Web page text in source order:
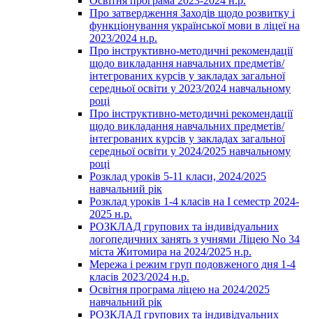
Про затвердження Заходів щодо розвитку і
функціонування української мови в ліцеї на
2023/2024 н.р.
Про інструктивно-методичні рекомендації
щодо викладання навчальних предметів/
інтегрованих курсів у закладах загальної
середньої освіти у 2023/2024 навчальному
році
Про інструктивно-методичні рекомендації
щодо викладання навчальних предметів/
інтегрованих курсів у закладах загальної
середньої освіти у 2024/2025 навчальному
році
Розклад уроків 5-11 класи, 2024/2025
навчальний рік
Розклад уроків 1-4 класів на І семестр 2024-
2025 н.р.
РОЗКЛАД групових та індивідуальних
логопедичних занять з учнями Ліцею No 34
міста Житомира на 2024/2025 н.р.
Мережа і режим груп подовженого дня 1-4
класів 2023/2024 н.р.
Освітня програма ліцею на 2024/2025
навчальний рік
РОЗКЛАД групових та індивідуальних